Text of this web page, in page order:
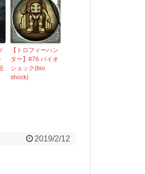
【トロフィーハン
ター】#76 バイオ
ショック(bio
shock)
2019/2/12